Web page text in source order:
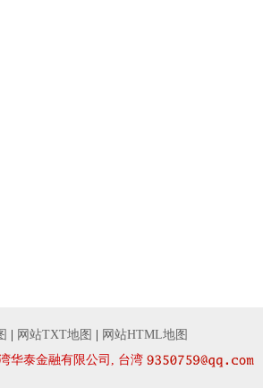
网站TXT地图
网站HTML地图
华泰金融有限公司, 台湾